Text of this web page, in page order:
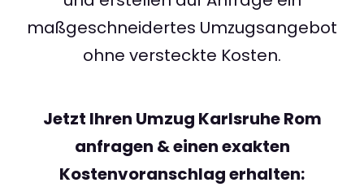
maßgeschneidertes Umzugsangebot
ohne versteckte Kosten.
Jetzt Ihren Umzug Karlsruhe Rom
anfragen & einen exakten
Kostenvoranschlag erhalten: